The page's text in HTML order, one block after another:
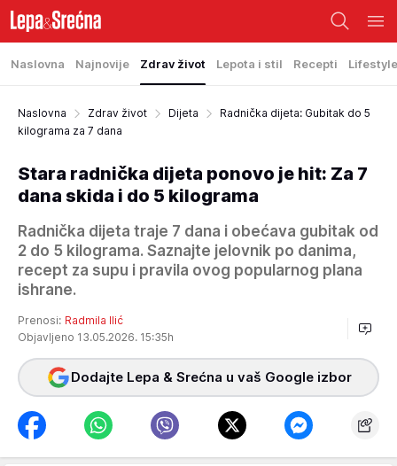
Naslovna Najnovije Zdrav život Lepota i stil Recepti Lifestyle
Naslovna Zdrav život Dijeta
Radnička dijeta: Gubitak do 5
kilograma za 7 dana
Stara radnička dijeta ponovo je hit: Za 7
dana skida i do 5 kilograma
Radnička dijeta traje 7 dana i obećava gubitak od
2 do 5 kilograma. Saznajte jelovnik po danima,
recept za supu i pravila ovog popularnog plana
ishrane.
Prenosi: Radmila Ilić
Objavljeno 13.05.2026. 15:35h
Dodajte Lepa & Srećna u vaš Google izbor